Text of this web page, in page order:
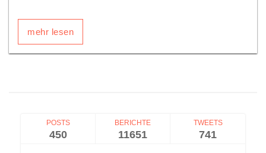
mehr lesen
POSTS
450
BERICHTE
11651
TWEETS
741